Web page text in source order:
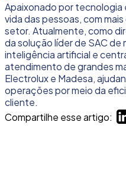
Apaixonado por tecnologia
vida das pessoas, com
setor. Atualmente, como
da solução líder de SAC de
inteligência artificial e
atendimento de grandes
Electrolux e Madesa,
operações por meio da
cliente.
Compartilhe esse artigo: